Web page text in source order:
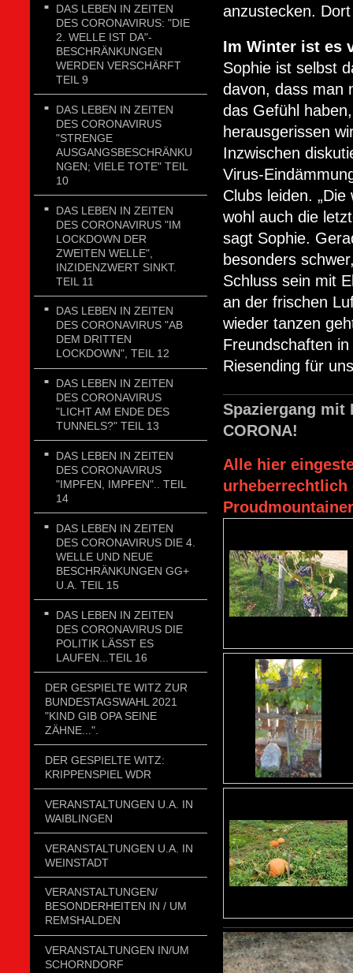
DAS LEBEN IN ZEITEN
DES CORONAVIRUS: "DIE
2. WELLE IST DA"-
BESCHRÄNKUNGEN
WERDEN VERSCHÄRFT
TEIL 9
DAS LEBEN IN ZEITEN
DES CORONAVIRUS
"STRENGE
AUSGANGSBESCHRÄNKU
NGEN; VIELE TOTE" TEIL
10
DAS LEBEN IN ZEITEN
DES CORONAVIRUS "IM
LOCKDOWN DER
ZWEITEN WELLE",
INZIDENZWERT SINKT.
TEIL 11
DAS LEBEN IN ZEITEN
DES CORONAVIRUS "AB
DEM DRITTEN
LOCKDOWN", TEIL 12
DAS LEBEN IN ZEITEN
DES CORONAVIRUS
"LICHT AM ENDE DES
TUNNELS?" TEIL 13
DAS LEBEN IN ZEITEN
DES CORONAVIRUS
"IMPFEN, IMPFEN".. TEIL
14
DAS LEBEN IN ZEITEN
DES CORONAVIRUS DIE 4.
WELLE UND NEUE
BESCHRÄNKUNGEN GG+
U.A. TEIL 15
DAS LEBEN IN ZEITEN
DES CORONAVIRUS DIE
POLITIK LÄSST ES
LAUFEN...TEIL 16
DER GESPIELTE WITZ ZUR
BUNDESTAGSWAHL 2021
"KIND GIB OPA SEINE
ZÄHNE...".
DER GESPIELTE WITZ:
KRIPPENSPIEL WDR
VERANSTALTUNGEN U.A. IN
WAIBLINGEN
VERANSTALTUNGEN U.A. IN
WEINSTADT
VERANSTALTUNGEN/
BESONDERHEITEN IN / UM
REMSHALDEN
VERANSTALTUNGEN IN/UM
SCHORNDORF
anzustecken.
Im Winter ist es
Sophie ist selbst
davon, dass man
das Gefühl
herausgerissen
Inzwischen
Virus-
Clubs leiden.
wohl auch die
sagt Sophie.
besonders
Schluss sein mit
an der frischen
wieder tanzen
Freundschaften
Riesending für
Spaziergang mit
CORONA!
Alle hier
urheberrechtlich